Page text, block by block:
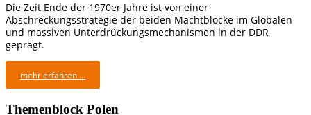
Die Zeit Ende der 1970er Jahre ist von einer
Abschreckungsstrategie der beiden Machtblöcke im Globalen
und massiven Unterdrückungsmechanismen in der DDR
geprägt.
mehr erfahren ...
Themenblock Polen